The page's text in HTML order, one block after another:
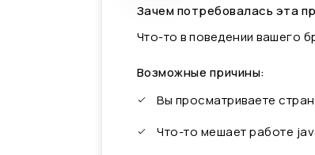
Зачем потребовалась эта
Что-то в поведении вашего
Возможные причины:
Вы просматриваете
Что-то мешает работе